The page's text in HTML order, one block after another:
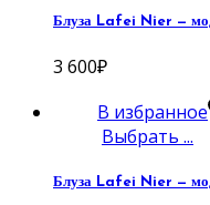
Блуза Lafei Nier —
3 600₽
В избранное
Выбрать ...
Блуза Lafei Nier —